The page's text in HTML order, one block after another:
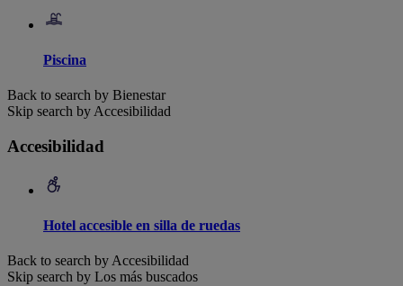
Piscina
Back to search by Bienestar
Skip search by Accesibilidad
Accesibilidad
Hotel accesible en silla de ruedas
Back to search by Accesibilidad
Skip search by Los más buscados